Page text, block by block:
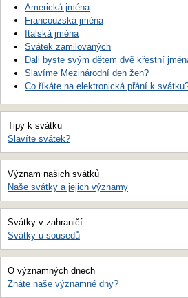
Americká jména
Francouzská jména
Italská jména
Svátek zamilovaných
Dali byste svým dětem dvě křestní
Slavíme Mezinárodní den žen?
Co říkáte na elektronická přání k
Tipy k svátku
Slavíte svátek?
Význam našich svátků
Naše svátky a jejich významy
Svátky v zahraničí
Svátky u sousedů
O významných dnech
Znáte naše významné dny?